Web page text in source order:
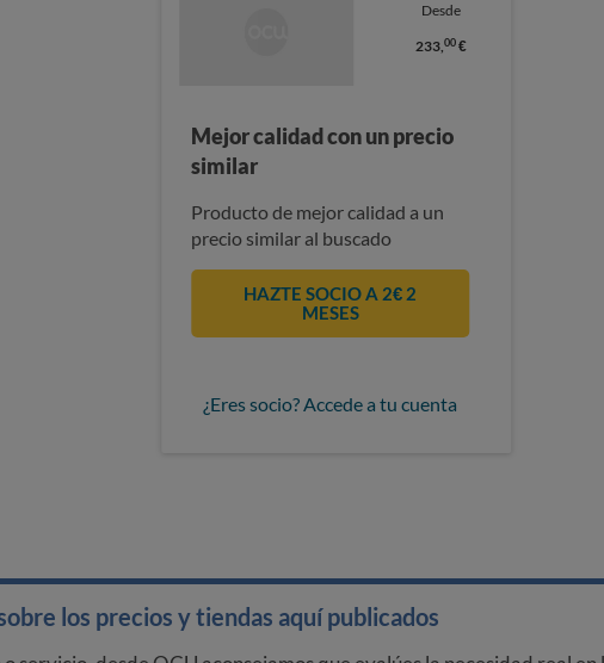
Desde
233,00 €
Mejor calidad con un precio
similar
Producto de mejor calidad a un
precio similar al buscado
HAZTE SOCIO A 2€ 2
MESES
¿Eres socio? Accede a tu cuenta
los precios y tiendas aquí publicados